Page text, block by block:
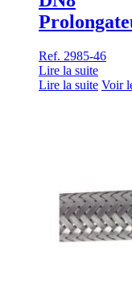
Ref. 2985-46
Lire la suite
Lire la suite Voir